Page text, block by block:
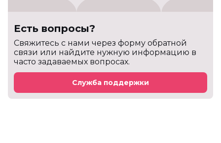
Есть вопросы?
Cвяжитесь с нами через форму обратной
связи или найдите нужную информацию в
часто задаваемых вопросах.
Служба поддержки